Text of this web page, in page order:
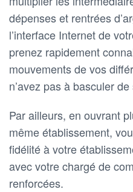
dépenses et rentrées
l’interface Internet de
prenez rapidement
mouvements de vos
n’avez pas à basculer
Par ailleurs, en ouvrant
même établissement,
fidélité à votre
avec votre chargé de
renforcées.